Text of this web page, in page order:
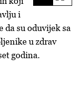
i
da su oduvijek sa
u zdrav
godina.